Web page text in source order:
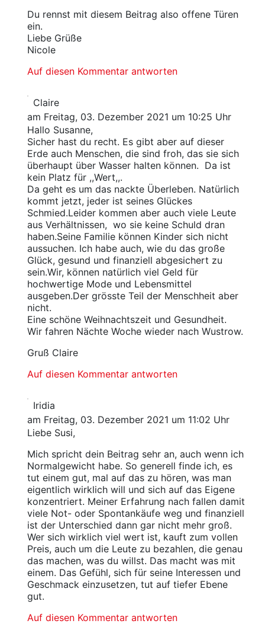
Du rennst mit diesem Beitrag also offene Türen
ein.
Liebe Grüße
Nicole
Auf diesen Kommentar antworten
Claire
am Freitag, 03. Dezember 2021 um 10:25 Uhr
Hallo Susanne,
Sicher hast du recht. Es gibt aber auf dieser
Erde auch Menschen, die sind froh, das sie sich
überhaupt über Wasser halten können. Da ist
kein Platz für ,,Wert,,.
Da geht es um das nackte Überleben. Natürlich
kommt jetzt, jeder ist seines Glückes
Schmied.Leider kommen aber auch viele Leute
aus Verhältnissen, wo sie keine Schuld dran
haben.Seine Familie können Kinder sich nicht
aussuchen. Ich habe auch, wie du das große
Glück, gesund und finanziell abgesichert zu
sein.Wir, können natürlich viel Geld für
hochwertige Mode und Lebensmittel
ausgeben.Der grösste Teil der Menschheit aber
nicht.
Eine schöne Weihnachtszeit und Gesundheit.
Wir fahren Nächte Woche wieder nach Wustrow.
Gruß Claire
Auf diesen Kommentar antworten
Iridia
am Freitag, 03. Dezember 2021 um 11:02 Uhr
Liebe Susi,
Mich spricht dein Beitrag sehr an, auch wenn ich
Normalgewicht habe. So generell finde ich, es
tut einem gut, mal auf das zu hören, was man
eigentlich wirklich will und sich auf das Eigene
konzentriert. Meiner Erfahrung nach fallen damit
viele Not- oder Spontankäufe weg und finanziell
ist der Unterschied dann gar nicht mehr groß.
Wer sich wirklich viel wert ist, kauft zum vollen
Preis, auch um die Leute zu bezahlen, die genau
das machen, was du willst. Das macht was mit
einem. Das Gefühl, sich für seine Interessen und
Geschmack einzusetzen, tut auf tiefer Ebene
gut.
Auf diesen Kommentar antworten